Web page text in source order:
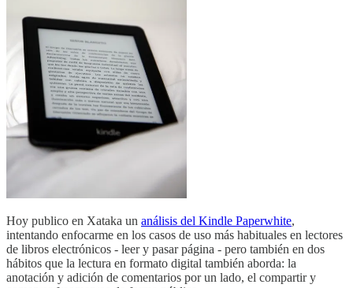
Hoy publico en Xataka un análisis del Kindle Paperwhite,
intentando enfocarme en los casos de uso más habituales en lectores
de libros electrónicos - leer y pasar página - pero también en dos
hábitos que la lectura en formato digital también aborda: la
anotación y adición de comentarios por un lado, el compartir y